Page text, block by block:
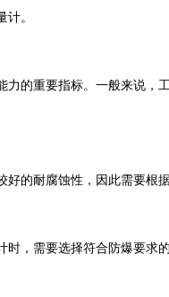
。
力的重要指标。一般来说，
的耐腐蚀性，因此需要根
，需要选择符合防爆要求的